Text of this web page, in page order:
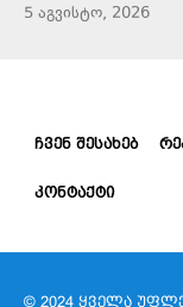
5 აგვისტო, 2026
ᲩᲕᲔᲜ ᲨᲔᲡᲐᲮᲔᲑ
ᲙᲝᲜᲢᲐᲥᲢᲘ
© 2024 ᲧᲕᲔᲚᲐ